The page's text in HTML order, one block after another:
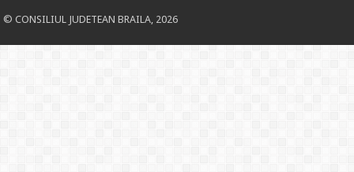
© CONSILIUL JUDETEAN BRAILA, 2026